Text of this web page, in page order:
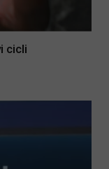
cicli